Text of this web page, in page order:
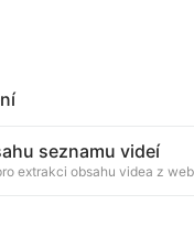
seznamu videí